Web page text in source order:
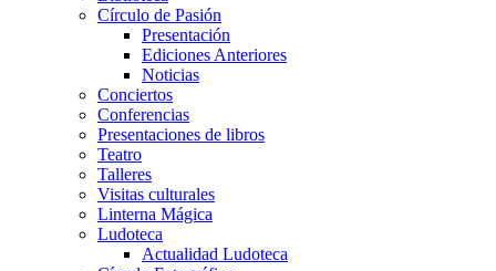
Círculo de Pasión
Presentación
Ediciones Anteriores
Noticias
Conciertos
Conferencias
Presentaciones de libros
Teatro
Talleres
Visitas culturales
Linterna Mágica
Ludoteca
Actualidad Ludoteca